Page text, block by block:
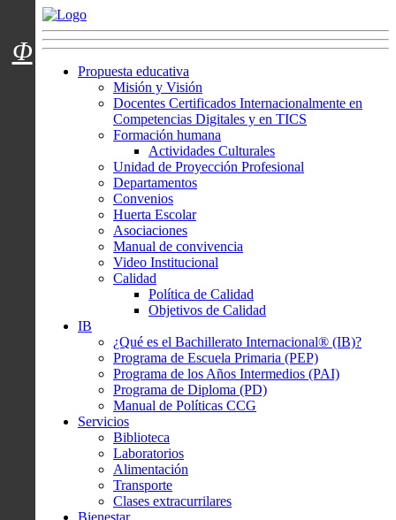
Menú usuarios
Propuesta educativa
Misión y Visión
Docentes Certificados Internacionalmente en
Competencias Digitales y en TICS
Formación humana
Actividades Culturales
Unidad de Proyección Profesional
Departamentos
Convenios
Huerta Escolar
Asociaciones
Manual de convivencia
Video Institucional
Calidad
Política de Calidad
Objetivos de Calidad
IB
¿Qué es el Bachillerato Internacional® (IB)?
Programa de Escuela Primaria (PEP)
Programa de los Años Intermedios (PAI)
Programa de Diploma (PD)
Manual de Políticas CCG
Servicios
Biblioteca
Laboratorios
Alimentación
Transporte
Clases extracurrilares
Bienestar
Φ